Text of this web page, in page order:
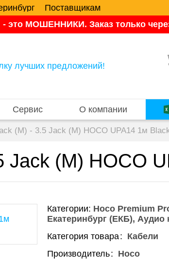
Поставщикам
МОШЕННИКИ. Заказ только
лучших предложений!
Сервис О компании
(M) - 3.5 Jack (M) HOCO UPA14 1м
Jack (M) HOCO
Категории: Hoco Premium
Екатеринбург (ЕКБ) Аудио
Категория товара
Кабели
Производитель
Hoco